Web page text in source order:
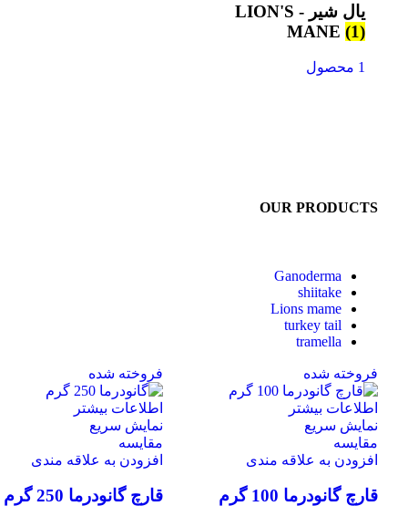
یال شیر - LION'S
MANE (1)
1 محصول
OUR PRODUCTS
Ganoderma
shiitake
Lions mame
turkey tail
tramella
فروخته شده
اطلاعات بیشتر
نمایش سریع
مقايسه
افزودن به علاقه مندی
قارچ گانودرما 100 گرم
فروخته شده
اطلاعات بیشتر
نمایش سریع
مقايسه
افزودن به علاقه مندی
قارچ گانودرما 250 گرم